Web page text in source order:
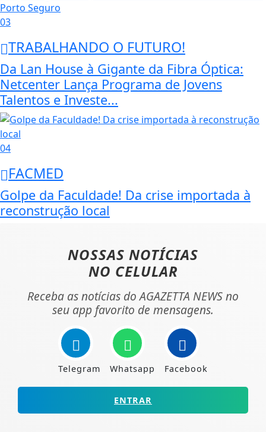
03
TRABALHANDO O FUTURO!
Da Lan House à Gigante da Fibra Óptica:
Netcenter Lança Programa de Jovens
Talentos e Investe...
04
FACMED
Golpe da Faculdade! Da crise importada à
reconstrução local
NOSSAS NOTÍCIAS
NO CELULAR
Receba as notícias do AGAZETTA NEWS no
seu app favorito de mensagens.
Telegram Whatsapp Facebook
ENTRAR